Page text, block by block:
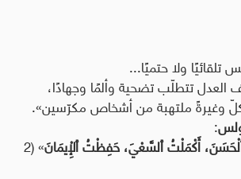
تلقائيًا ولا حتميًا...
تتطلّب تضحية وألمًا وجهادًا،
وغيرةً ملتهبة من أشخاص مكرّسين».
:
أَكْمَلْتُ ٱلسَّعْيَ، حَفِظْتُ ٱلْإِيمَانَ » (2